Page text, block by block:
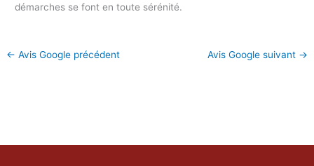
démarches se font en toute sérénité.
← Avis Google précédent Avis Google suivant →